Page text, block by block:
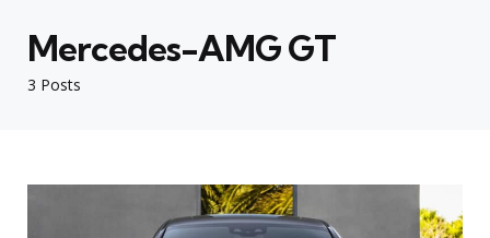
3 Posts
Mercedes-AMG GT